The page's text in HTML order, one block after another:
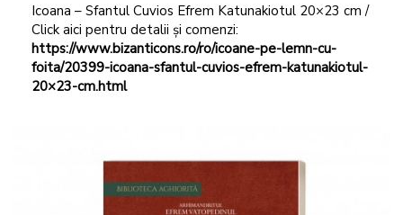
Icoana – Sfantul Cuvios Efrem Katunakiotul 20×23 cm /
Click aici pentru detalii și comenzi:
https://www.bizanticons.ro/ro/icoane-pe-lemn-cu-
foita/20399-icoana-sfantul-cuvios-efrem-katunakiotul-
20×23-cm.html